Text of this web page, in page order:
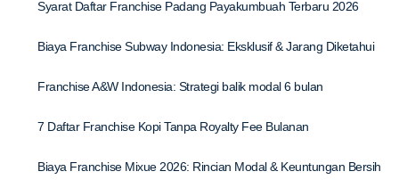
Syarat Daftar Franchise Padang Payakumbuah Terbaru 2026
Biaya Franchise Subway Indonesia: Eksklusif & Jarang Diketahui
Franchise A&W Indonesia: Strategi balik modal 6 bulan
7 Daftar Franchise Kopi Tanpa Royalty Fee Bulanan
Biaya Franchise Mixue 2026: Rincian Modal & Keuntungan Bersih